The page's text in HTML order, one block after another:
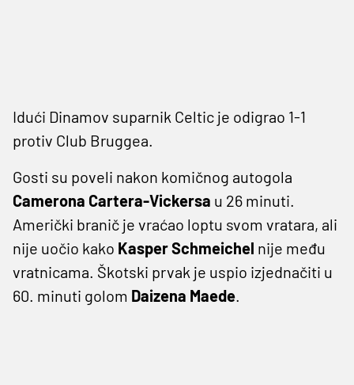
Idući Dinamov suparnik Celtic je odigrao 1-1
protiv Club Bruggea.
Gosti su poveli nakon komičnog autogola
Camerona Cartera-Vickersa u 26 minuti.
Američki branič je vraćao loptu svom vratara, ali
nije uočio kako Kasper Schmeichel nije među
vratnicama. Škotski prvak je uspio izjednačiti u
60. minuti golom Daizena Maede.